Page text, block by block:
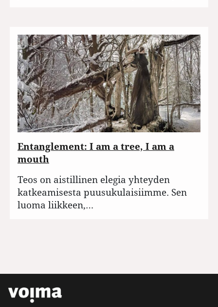
Entanglement: I am a tree, I am a
mouth
Teos on aistillinen elegia yhteyden
katkeamisesta puusukulaisiimme. Sen
luoma liikkeen,…